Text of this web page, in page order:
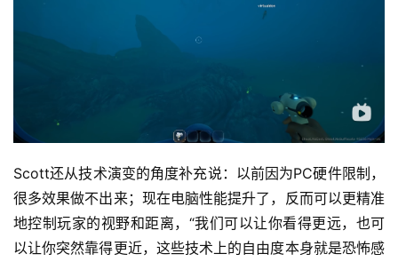
Scott还从技术演变的角度补充说：以前因为PC硬件限制，
很多效果做不出来；现在电脑性能提升了，反而可以更精准
地控制玩家的视野和距离，“我们可以让你看得更远，也可
以让你突然靠得更近，这些技术上的自由度本身就是恐怖感